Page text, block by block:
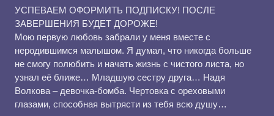
УСПЕВАЕМ ОФОРМИТЬ ПОДПИСКУ! ПОСЛЕ
ЗАВЕРШЕНИЯ БУДЕТ ДОРОЖЕ!
Мою первую любовь забрали у меня вместе с
неродившимся малышом. Я думал, что никогда больше
не смогу полюбить и начать жизнь с чистого листа, но
узнал её ближе… Младшую сестру друга… Надя
Волкова – девочка-бомба. Чертовка с ореховыми
глазами, способная вытрясти из тебя всю душу…